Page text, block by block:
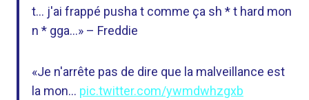
t… j'ai frappé pusha t comme ça sh * t hard mon
n * gga…» – Freddie
«Je n'arrête pas de dire que la malveillance est
la mon… pic.twitter.com/ywmdwhzgxb